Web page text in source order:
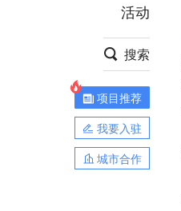
安徽
活动
搜索
项目推荐
我要入驻
城市合作